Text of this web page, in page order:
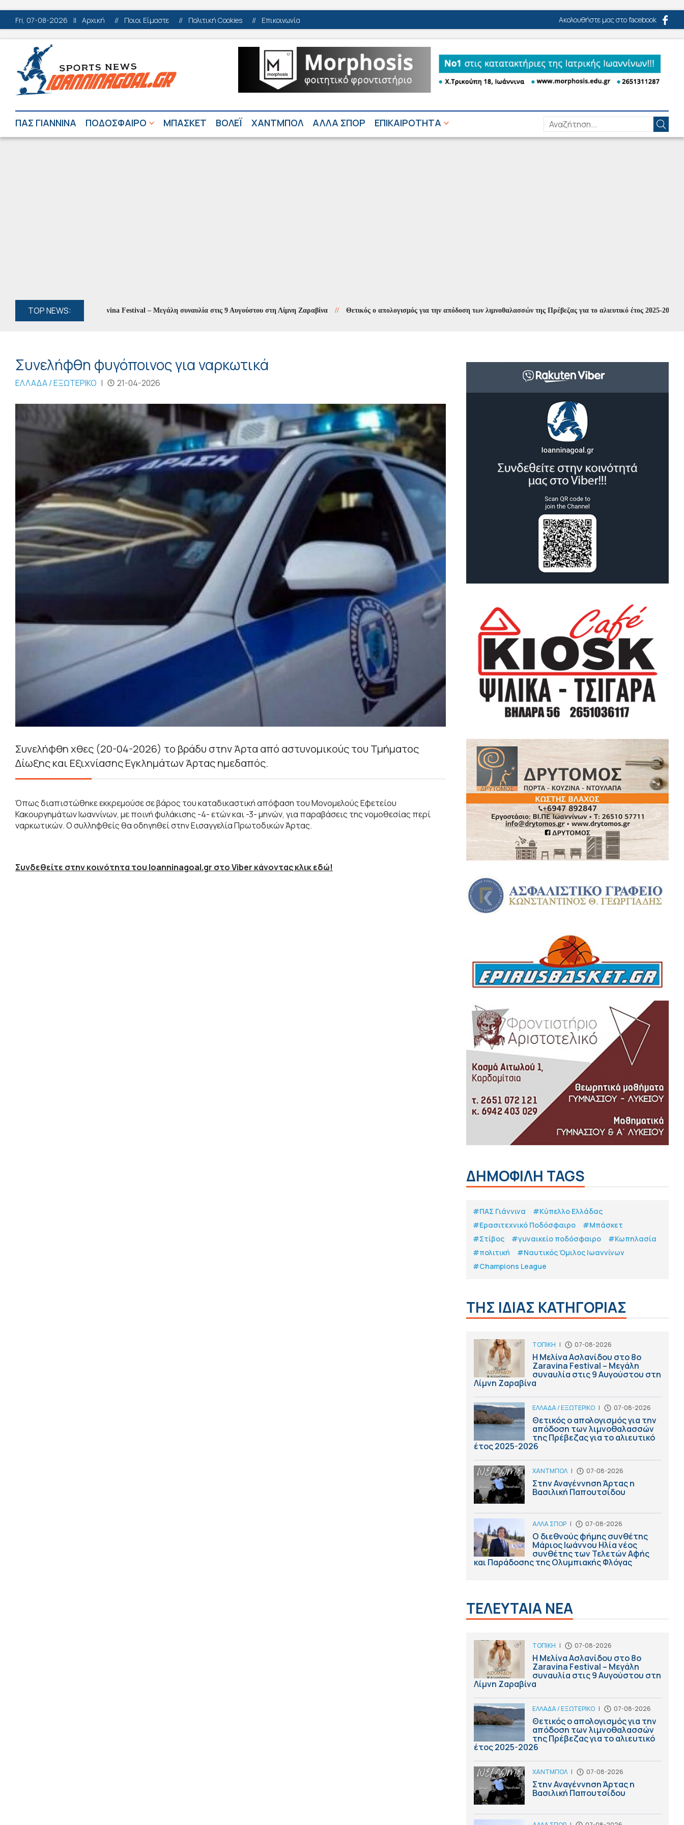
Fri, 07-08-2026 || Αρχική // Ποιοι Είμαστε // Πολιτική Cookies // Επικοινωνία Ακολουθήστε μας στο facebook
ΠΑΣ ΓΙΑΝΝΙΝΑ ΠΟΔΟΣΦΑΙΡΟ ΜΠΑΣΚΕΤ ΒΟΛΕΪ ΧΑΝΤΜΠΟΛ ΑΛΛΑ ΣΠΟΡ ΕΠΙΚΑΙΡΟΤΗΤΑ
TOP NEWS:
Ασλανίδου στο 8ο Zaravina Festival – Μεγάλη συναυλία στις 9 Αυγούστου στη Λίμνη Ζαραβίνα // Θετικός ο απολογισμός για την απόδοση των λιμνοθαλασσών της Πρέβεζας για το αλιευτικό έτος 2025-2026 //
Συνελήφθη φυγόποινος για ναρκωτικά
ΕΛΛΑΔΑ / ΕΞΩΤΕΡΙΚΟ | 21-04-2026
Συνελήφθη χθες (20-04-2026) το βράδυ στην Άρτα από αστυνομικούς του Τμήματος
Δίωξης και Εξιχνίασης Εγκλημάτων Άρτας ημεδαπός.
Όπως διαπιστώθηκε εκκρεμούσε σε βάρος του καταδικαστική απόφαση του Μονομελούς Εφετείου
Κακουργημάτων Ιωαννίνων, με ποινή φυλάκισης -4- ετών και -3- μηνών, για παραβάσεις της νομοθεσίας περί
ναρκωτικών. Ο συλληφθείς θα οδηγηθεί στην Εισαγγελία Πρωτοδικών Άρτας.
Συνδεθείτε στην κοινότητα του Ioanninagoal.gr στο Viber κάνοντας κλικ εδώ!
ΔΗΜΟΦΙΛΗ TAGS
#ΠΑΣ Γιάννινα
#Κύπελλο Ελλάδας
#Eρασιτεχνικό Ποδόσφαιρο
#Μπάσκετ
#Στίβος
#γυναικείο ποδόσφαιρο
#Κωπηλασία
#πολιτική
#Ναυτικός Όμιλος Ιωαννίνων
#Champions League
ΤΗΣ ΙΔΙΑΣ ΚΑΤΗΓΟΡΙΑΣ
ΤΟΠΙΚΗ | 07-08-2026
Η Μελίνα Ασλανίδου στο 8ο
Zaravina Festival – Μεγάλη
συναυλία στις 9 Αυγούστου στη
Λίμνη Ζαραβίνα
ΕΛΛΑΔΑ / ΕΞΩΤΕΡΙΚΟ | 07-08-2026
Θετικός ο απολογισμός για την
απόδοση των λιμνοθαλασσών
της Πρέβεζας για το αλιευτικό
έτος 2025-2026
ΧΑΝΤΜΠΟΛ | 07-08-2026
Στην Αναγέννηση Άρτας η
Βασιλική Παπουτσίδου
ΑΛΛΑ ΣΠΟΡ | 07-08-2026
Ο διεθνούς φήμης συνθέτης
Μάριος Ιωάννου Ηλία νέος
συνθέτης των Τελετών Αφής
και Παράδοσης της Ολυμπιακής Φλόγας
ΤΕΛΕΥΤΑΙΑ ΝΕΑ
ΤΟΠΙΚΗ | 07-08-2026
Η Μελίνα Ασλανίδου στο 8ο
Zaravina Festival – Μεγάλη
συναυλία στις 9 Αυγούστου στη
Λίμνη Ζαραβίνα
ΕΛΛΑΔΑ / ΕΞΩΤΕΡΙΚΟ | 07-08-2026
Θετικός ο απολογισμός για την
απόδοση των λιμνοθαλασσών
της Πρέβεζας για το αλιευτικό
έτος 2025-2026
ΧΑΝΤΜΠΟΛ | 07-08-2026
Στην Αναγέννηση Άρτας η
Βασιλική Παπουτσίδου